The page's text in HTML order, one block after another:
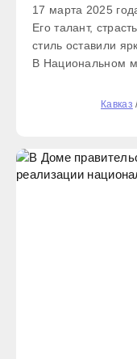
17 марта 2025
Его талант,
стиль оставили
В Национальном
Государственной
Кавказ